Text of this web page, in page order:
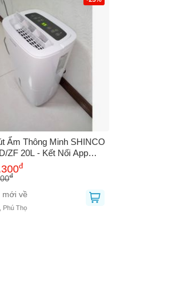
Ẩm Thông Minh SHINCO
ZF 20L - Kết Nối App
Khiển Giọng Nói, Chế
Linh Hoạt, Bảo Hành 12
đ
đ
mới về
Phú Thọ